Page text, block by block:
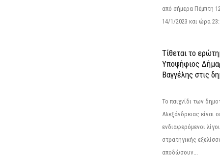
από σήμερα Πέμπτη
14/1/2023 και ώρα
Τίθεται το
Υποψήφιος
Βαγγέλης στις
Το παιχνίδι των
Αλεξάνδρειας είναι
ενδιαφερόμενοι
στρατηγικής
αποδώσουν...